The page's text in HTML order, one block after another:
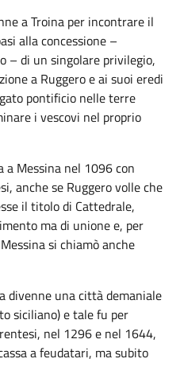
a Troina per incontrare il
alla concessione –
– di un singolare privilegio,
a Ruggero e ai suoi eredi
pontificio nelle terre
i vescovi nel proprio
a Messina nel 1096 con
anche se Ruggero volle che
il titolo di Cattedrale,
ma di unione e, per
si chiamò anche
divenne una città demaniale
siciliano) e tale fu per
nel 1296 e nel 1644,
a feudatari, ma subito